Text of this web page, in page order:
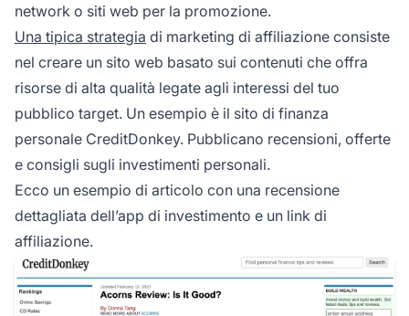
network o siti web per la promozione.
Una tipica strategia di marketing di affiliazione consiste
nel creare un sito web basato sui contenuti che offra
risorse di alta qualità legate agli interessi del tuo
pubblico target. Un esempio è il sito di finanza
personale CreditDonkey. Pubblicano recensioni, offerte
e consigli sugli investimenti personali.
Ecco un esempio di articolo con una recensione
dettagliata dell’app di investimento e un link di
affiliazione.